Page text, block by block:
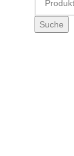
Suche